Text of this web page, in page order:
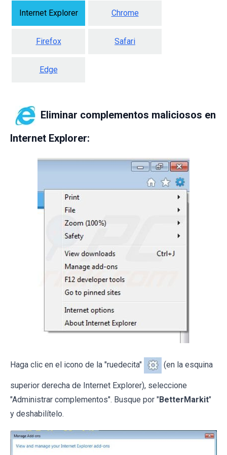
Internet Explorer Chrome
Firefox Safari
Edge
Eliminar complementos maliciosos en
Internet Explorer:
Haga clic en el icono de la "ruedecita" (en la esquina
superior derecha de Internet Explorer), seleccione
"Administrar complementos". Busque por "BetterMarkit"
y deshabilítelo.